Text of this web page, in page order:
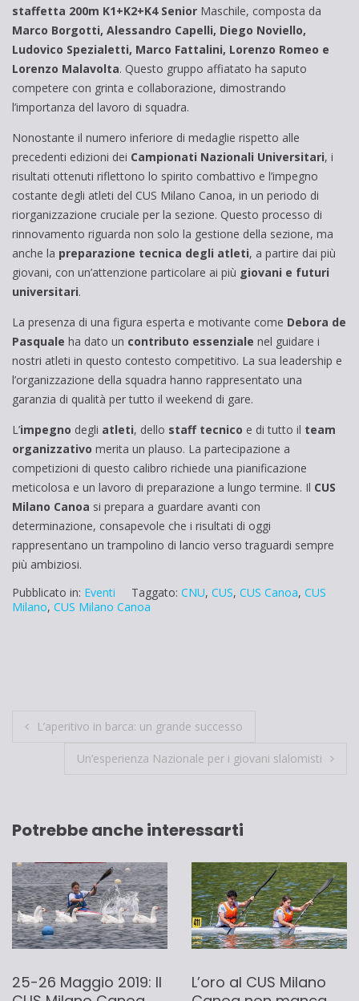
staffetta 200m K1+K2+K4 Senior Maschile, composta da
Marco Borgotti, Alessandro Capelli, Diego Noviello,
Ludovico Spezialetti, Marco Fattalini, Lorenzo Romeo e
Lorenzo Malavolta. Questo gruppo affiatato ha saputo
competere con grinta e collaborazione, dimostrando
l’importanza del lavoro di squadra.
Nonostante il numero inferiore di medaglie rispetto alle
precedenti edizioni dei Campionati Nazionali Universitari, i
risultati ottenuti riflettono lo spirito combattivo e l’impegno
costante degli atleti del CUS Milano Canoa, in un periodo di
riorganizzazione cruciale per la sezione. Questo processo di
rinnovamento riguarda non solo la gestione della sezione, ma
anche la preparazione tecnica degli atleti, a partire dai più
giovani, con un’attenzione particolare ai più giovani e futuri
universitari.
La presenza di una figura esperta e motivante come Debora de
Pasquale ha dato un contributo essenziale nel guidare i
nostri atleti in questo contesto competitivo. La sua leadership e
l’organizzazione della squadra hanno rappresentato una
garanzia di qualità per tutto il weekend di gare.
L’impegno degli atleti, dello staff tecnico e di tutto il team
organizzativo merita un plauso. La partecipazione a
competizioni di questo calibro richiede una pianificazione
meticolosa e un lavoro di preparazione a lungo termine. Il CUS
Milano Canoa si prepara a guardare avanti con
determinazione, consapevole che i risultati di oggi
rappresentano un trampolino di lancio verso traguardi sempre
più ambiziosi.
Pubblicato in: Eventi Taggato: CNU, CUS, CUS Canoa, CUS
Milano, CUS Milano Canoa
Navigazione
articoli
L’aperitivo in barca: un grande successo
Un’esperienza Nazionale per i giovani slalomisti
Potrebbe anche interessarti
25-26 Maggio 2019: Il
L’oro al CUS Milano